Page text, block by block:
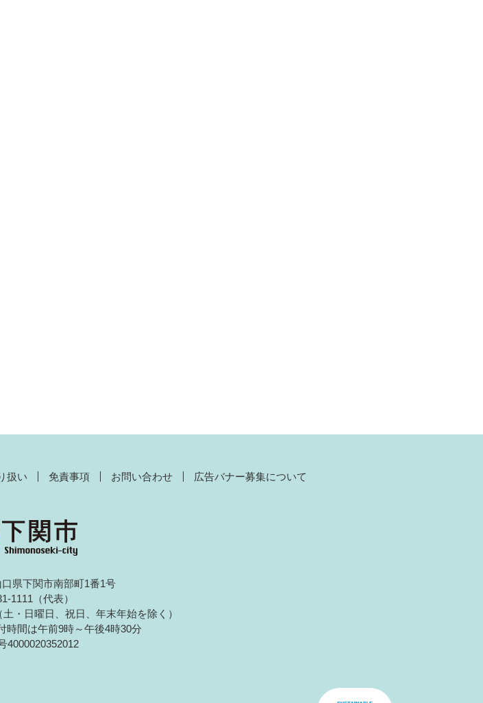
扱い 免責事項 お問い合わせ 広告バナー募集について
県下関市南部町1番1号
1111（代表）
・日曜日、祝日、年末年始を除く）
時間は午前9時～午後4時30分
4000020352012